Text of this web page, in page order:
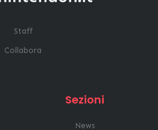
Staff
Collabora
Sezioni
News